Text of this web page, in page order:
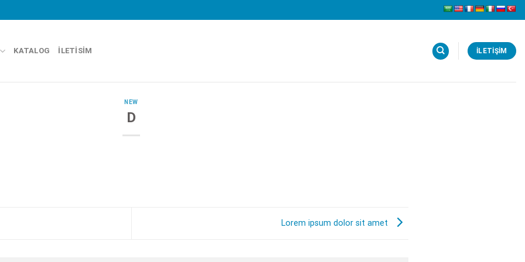
KATALOG İLETISIM İLETIŞIM
NEW
D
Lorem ipsum dolor sit amet